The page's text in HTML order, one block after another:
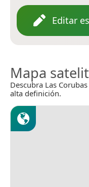
Editar
Mapa
Descubra Las
alta definición.